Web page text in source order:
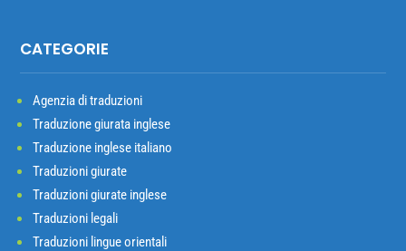
CATEGORIE
Agenzia di traduzioni
Traduzione giurata inglese
Traduzione inglese italiano
Traduzioni giurate
Traduzioni giurate inglese
Traduzioni legali
Traduzioni lingue orientali